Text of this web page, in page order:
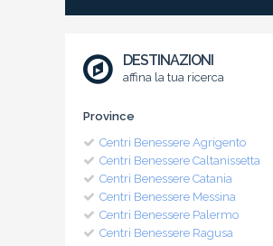
DESTINAZIONI
affina la tua ricerca
Province
Centri Benessere Agrigento
Centri Benessere Caltanissetta
Centri Benessere Catania
Centri Benessere Messina
Centri Benessere Palermo
Centri Benessere Ragusa